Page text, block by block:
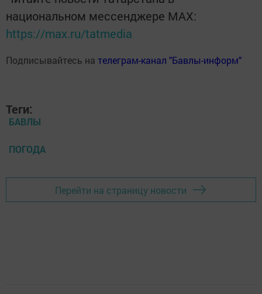
национальном мессенджере MАХ:
https://max.ru/tatmedia
Подписывайтесь на телеграм-канал "Бавлы-информ"
Теги:
БАВЛЫ
ПОГОДА
Перейти на страницу новости